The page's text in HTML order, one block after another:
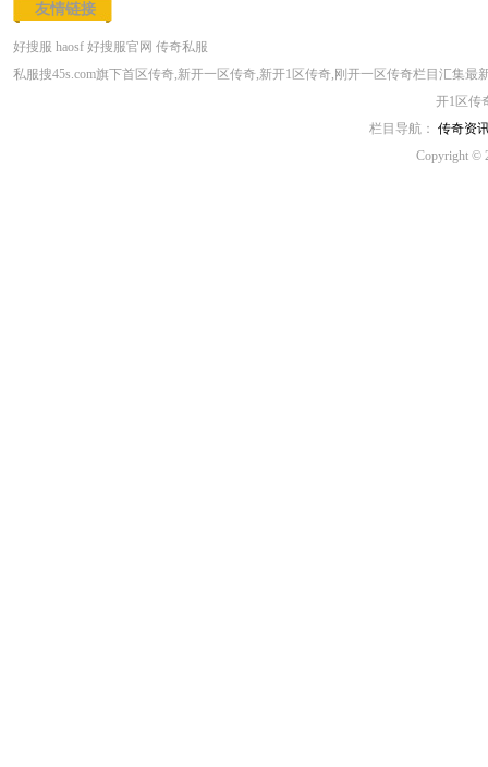
友情链接
好搜服 haosf 好搜服官网 传奇私服
私服搜45s.com旗下首区传奇,新开一区传奇,新开1区传奇,刚开一区传奇栏目汇集
开1区传
栏目导航： 传奇资
Copyright ©